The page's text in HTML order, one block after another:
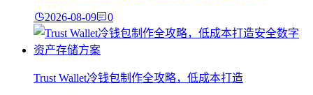
2026-08-09 0
Trust Wallet冷钱包制作全攻略，低成本打造